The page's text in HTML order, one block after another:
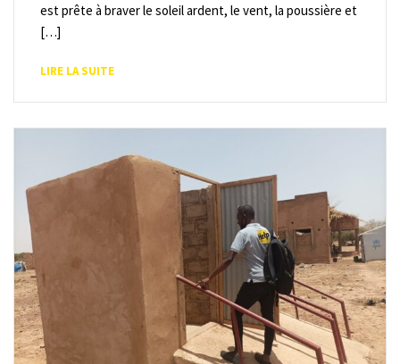
est prête à braver le soleil ardent, le vent, la poussière et
[…]
LIRE LA SUITE